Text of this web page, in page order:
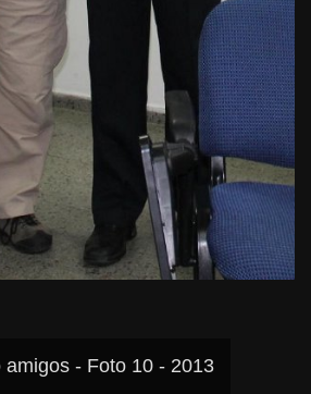
amigos - Foto 10 - 2013